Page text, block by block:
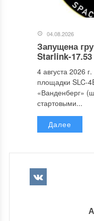
04.08.2026
Запущена
Starlink-17.53
4 августа 2026
площадки SLC-
«Ванденберг»
стартовыми...
Далее